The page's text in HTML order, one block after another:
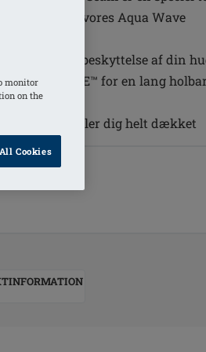
Brug vores Aqua Wave
en optimal beskyttelse af din
XTRA LIFE™ for en lang
bag så du føler dig helt dækket
monitor
on the
Cookies